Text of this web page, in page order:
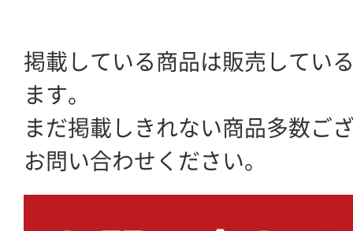
掲載している商品は販売してい
ます。
まだ掲載しきれない商品多数ご
お問い合わせください。